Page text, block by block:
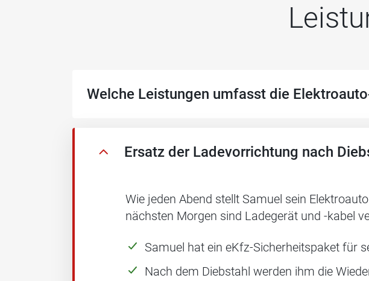
Welche Leistungen umfasst die
Ersatz der Ladevorrichtung nach
Wie jeden Abend stellt Samuel sein
nächsten Morgen sind Ladegerät und -kabel
Samuel hat ein eKfz-Sicherheitspaket für
Nach dem Diebstahl werden ihm die